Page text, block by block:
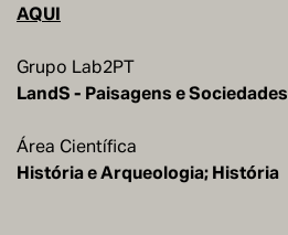
AQUI
Grupo Lab2PT
LandS - Paisagens e Sociedades
Área Científica
História e Arqueologia; História